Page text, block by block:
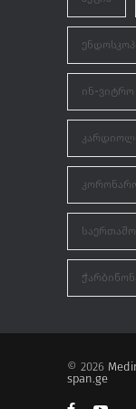
ᲝᲥᲢᲝᲛᲑᲔᲠᲘ
ᲘᲜ-ᲕᲘᲢᲠᲝ
© 2026
span.ge